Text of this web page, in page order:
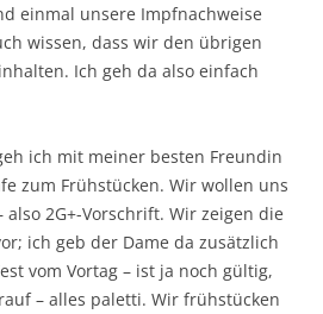
einmal unsere Impfnachweise
wissen, dass wir den übrigen
Ich geh da also einfach
ich mit meiner besten Freundin
zum Frühstücken. Wir wollen uns
2G+-Vorschrift. Wir zeigen die
ich geb der Dame da zusätzlich
vom Vortag – ist ja noch gültig,
– alles paletti. Wir frühstücken